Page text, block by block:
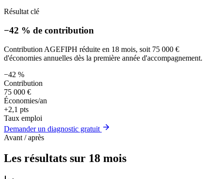
Résultat clé
−42 % de contribution
Contribution AGEFIPH réduite en 18 mois, soit 75 000 €
d'économies annuelles dès la première année d'accompagnement.
−42 %
Contribution
75 000 €
Économies/an
+2,1 pts
Taux emploi
Demander un diagnostic gratuit
Avant / après
Les résultats sur 18 mois